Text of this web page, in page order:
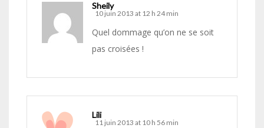
Sheily
10 juin 2013 at 12 h 24 min
Quel dommage qu’on ne se soit
pas croisées !
Lili
11 juin 2013 at 10 h 56 min